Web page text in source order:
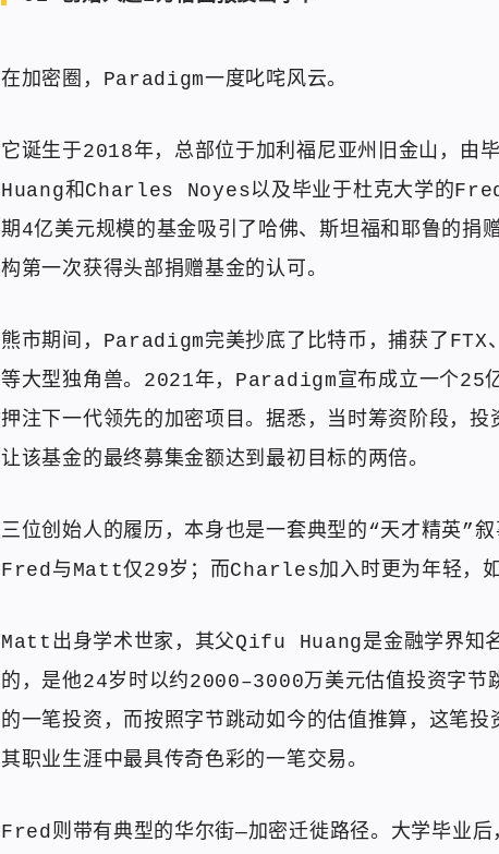
在加密圈，Paradigm一度叱咤风云。
它诞生于2018年，总部位于加利福尼亚州旧金山，由
Huang和Charles Noyes以及毕业于杜克大学的
期4亿美元规模的基金吸引了哈佛、斯坦福和耶鲁的捐
构第一次获得头部捐赠基金的认可。
熊市期间，Paradigm完美抄底了比特币，捕获了
等大型独角兽。2021年，Paradigm宣布成立一个25
押注下一代领先的加密项目。据悉，当时筹资阶段，投
让该基金的最终募集金额达到最初目标的两倍。
三位创始人的履历，本身也是一套典型的“天才精英”
Fred与Matt仅29岁；而Charles加入时更为年轻，如
Matt出身学术世家，其父Qifu Huang是金融学界知
的，是他24岁时以约2000–3000万美元估值投资字节
的一笔投资，而按照字节跳动如今的估值推算，这笔
其职业生涯中最具传奇色彩的一笔交易。
Fred则带有典型的华尔街—加密迁徙路径。大学毕业后